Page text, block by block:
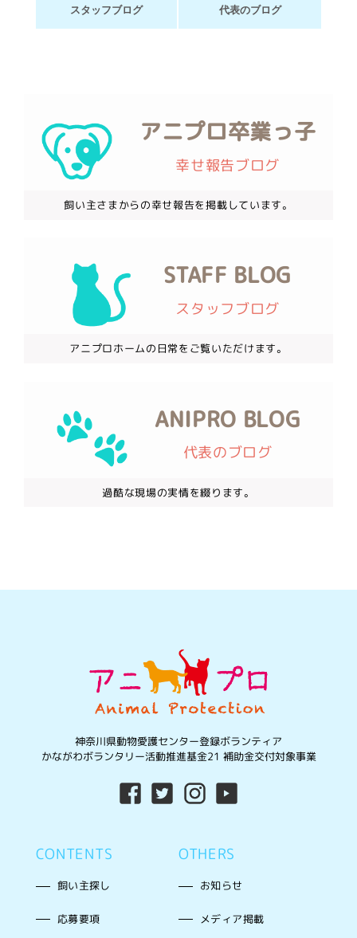
スタッフブログ 代表のブログ
アニプロ卒業っ子
幸せ報告ブログ
飼い主さまからの幸せ報告を掲載しています。
STAFF BLOG
スタッフブログ
アニプロホームの日常をご覧いただけます。
ANIPRO BLOG
代表のブログ
過酷な現場の実情を綴ります。
CONTENTS
飼い主探し
応募要項
神奈川県動物愛護センター登録ボランティア
かながわボランタリー活動推進基金21 補助金交付対象事業
OTHERS
お知らせ
メディア掲載